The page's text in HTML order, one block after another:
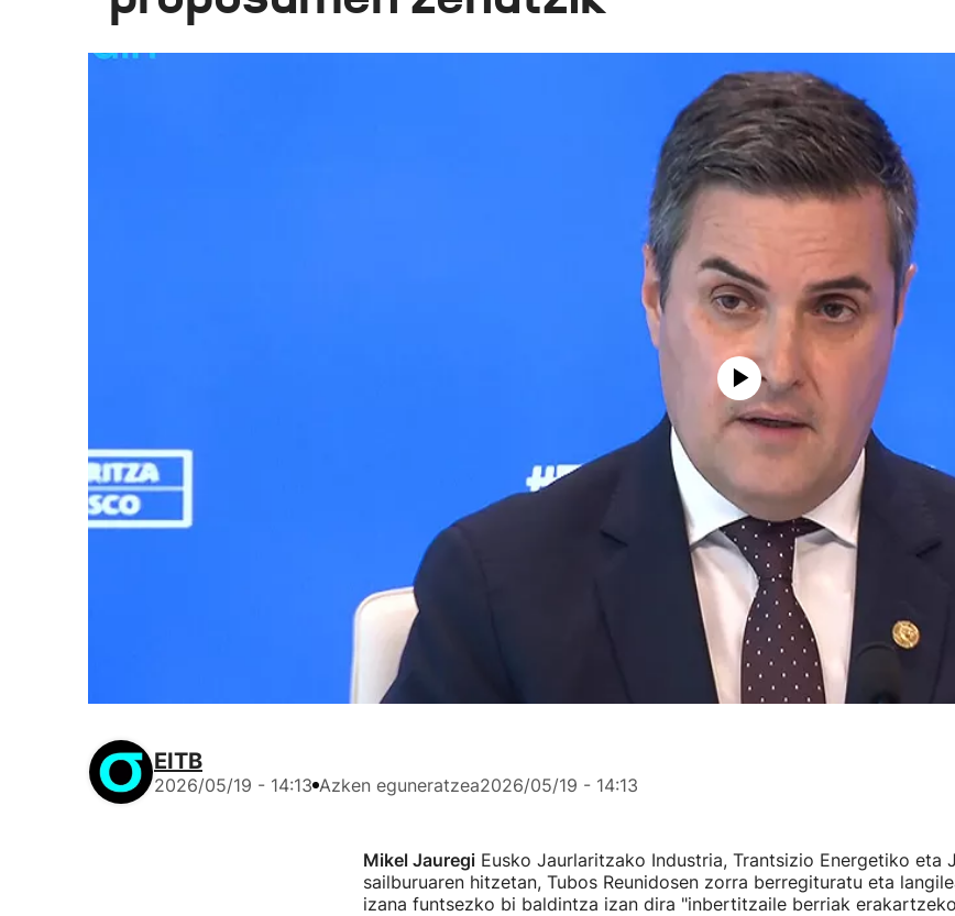
EITB
2026/05/19 - 14:13 Azken eguneratzea2026/05/19 - 14:13
Mikel JauregiEusko Jaurlaritzako Industria, Trantsizio Energetiko eta
sailburuaren hitzetan, Tubos Reunidosen zorra berregituratu eta
izana funtsezko bi baldintza izan dira "inbertitzaile berriak